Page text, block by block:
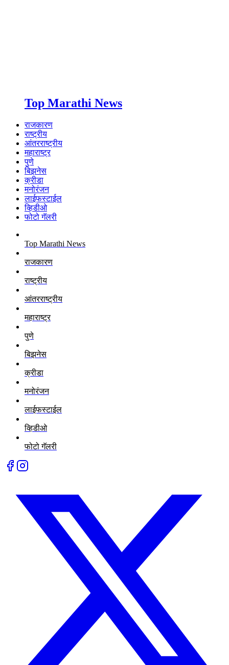
Top Marathi News
राजकारण
राष्ट्रीय
आंतरराष्ट्रीय
महाराष्ट्र
पुणे
बिझनेस
क्रीडा
मनोरंजन
लाईफस्टाईल
व्हिडीओ
फोटो गॅलरी
Top Marathi News
राजकारण
राष्ट्रीय
आंतरराष्ट्रीय
महाराष्ट्र
पुणे
बिझनेस
क्रीडा
मनोरंजन
लाईफस्टाईल
व्हिडीओ
फोटो गॅलरी